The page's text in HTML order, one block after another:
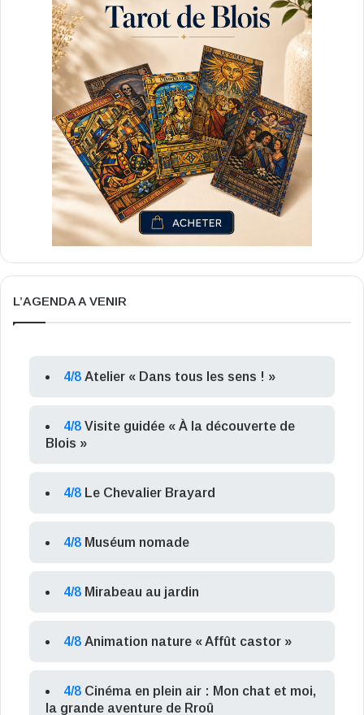
L’AGENDA A VENIR
4/8 Atelier « Dans tous les sens ! »
4/8 Visite guidée « À la découverte de
Blois »
4/8 Le Chevalier Brayard
4/8 Muséum nomade
4/8 Mirabeau au jardin
4/8 Animation nature « Affût castor »
4/8 Cinéma en plein air : Mon chat et moi,
la grande aventure de Rroû